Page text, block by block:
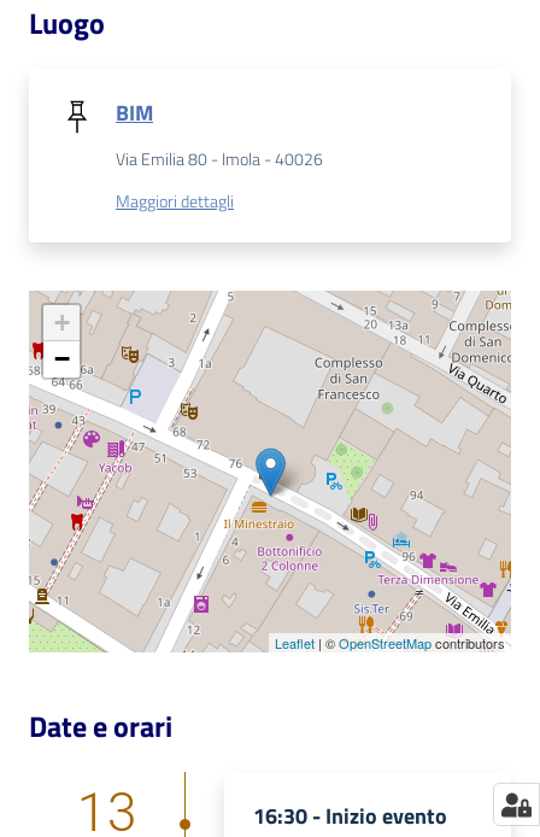
su
Catalogo
on line
Eventi
Chiedi al
bibliotecario
Avvisi
Orari
Luogo
BIM
Via Emilia 80 - Imola - 40026
Maggiori dettagli
+
−
Leaflet | ©OpenStreetMapcontributors
Date e orari
13 16:30 -Inizio evento